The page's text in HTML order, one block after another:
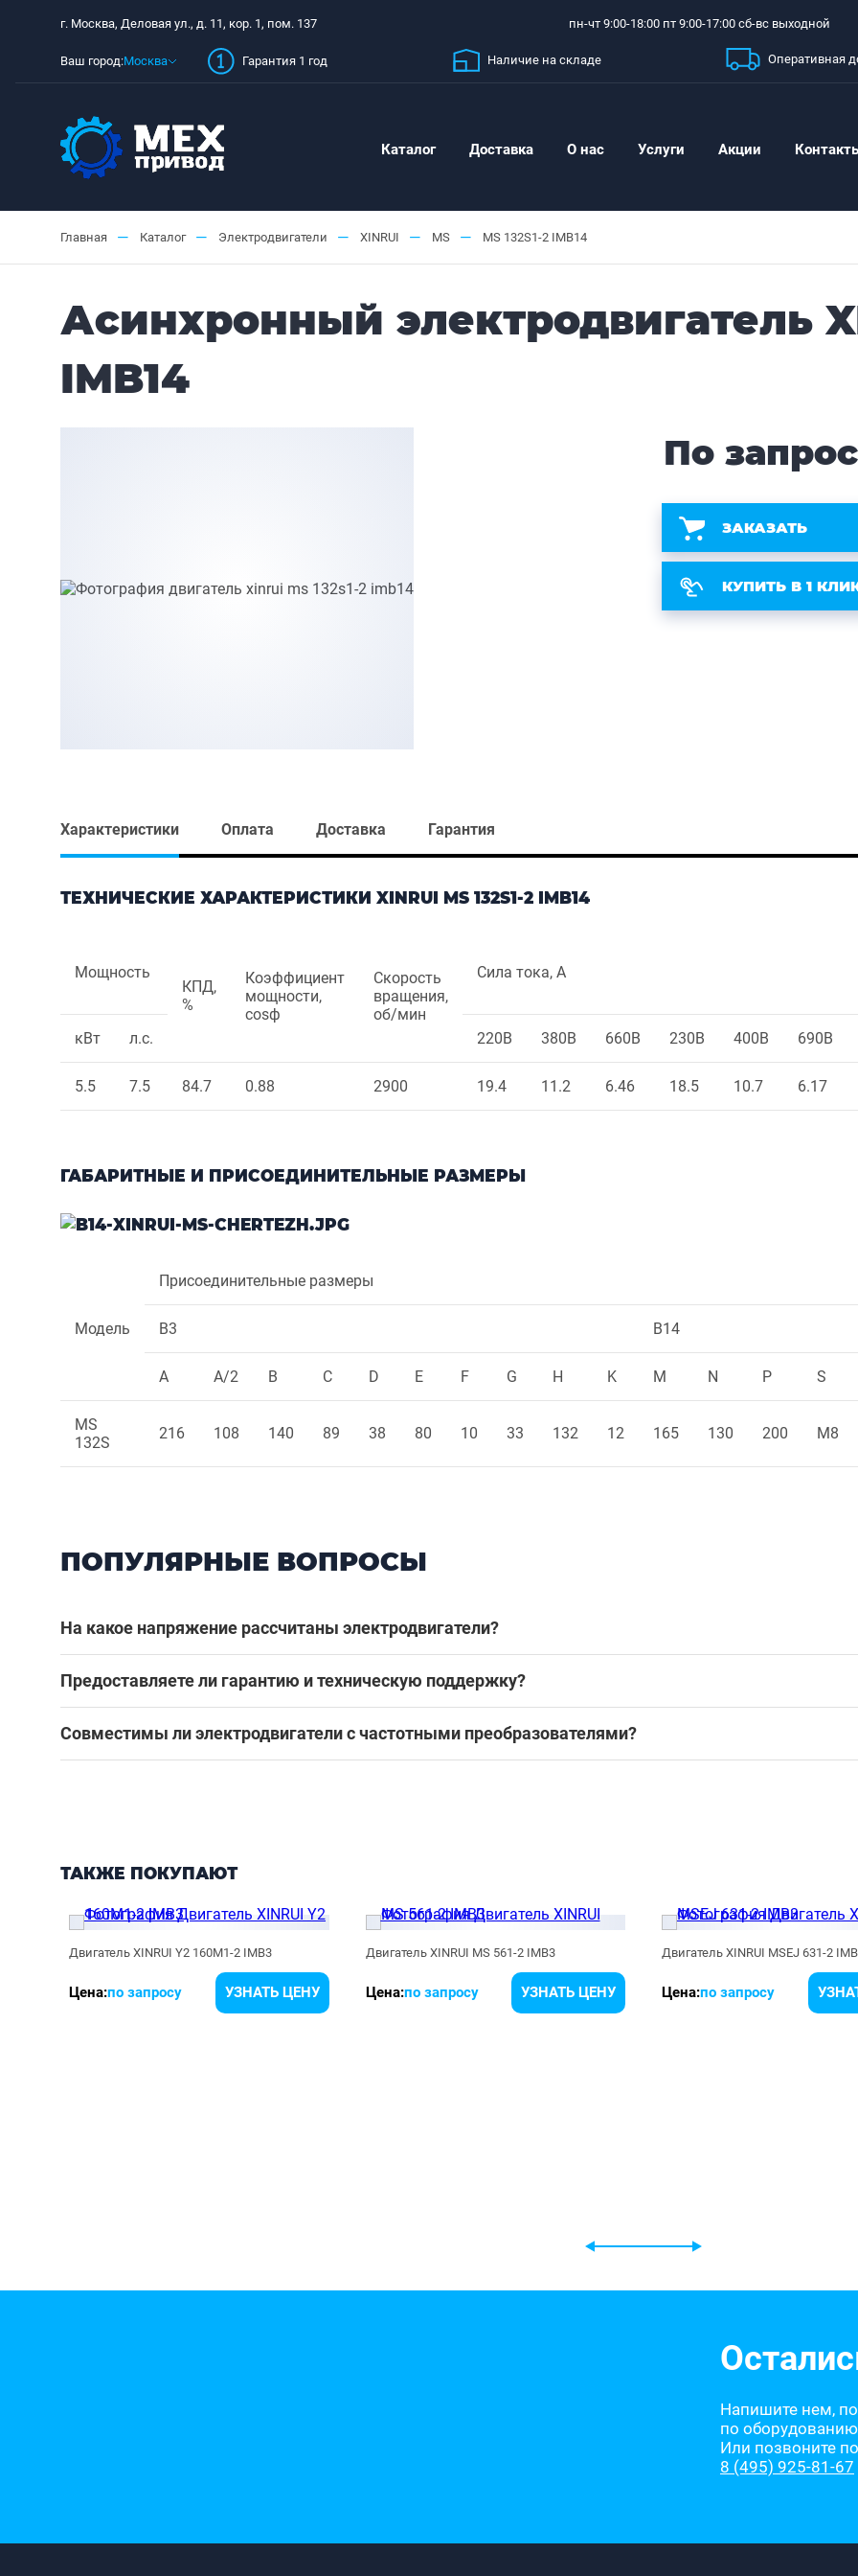
г. Москва, Деловая ул., д. 11, кор. 1, пом. 137 пн-чт 9:00-18:00 пт 9:00-17:00 сб-вс выходной
Ваш город:Москва Гарантия 1 год Наличие на складе Оперативная
Каталог Доставка О нас Услуги Акции
Главная — Каталог — Электродвигатели — XINRUI — MS — MS 132S1-2 IMB14
Асинхронный электродвигатель
IMB14
По
ЗАКАЗАТЬ
КУПИТЬ В 1
Характеристики Оплата Доставка Гарантия
ТЕХНИЧЕСКИЕ ХАРАКТЕРИСТИКИ XINRUI MS 132S1-2 IMB14
Мощность
КПД,
%
Коэффициент
мощности,
cosф
Скорость
вращения,
об/мин
Сила тока, А
кВт л.с. 220В 380В 660В 230В 400В 690В
5.5 7.5 84.7 0.88 2900 19.4 11.2 6.46 18.5 10.7 6.17
ГАБАРИТНЫЕ И ПРИСОЕДИНИТЕЛЬНЫЕ РАЗМЕРЫ
Модель
Присоединительные размеры
B3
B14
A A/2 B C D E F G H K M N P S
MS
132S
216 108 140 89 38 80 10 33 132 12 165 130 200 M8
ПОПУЛЯРНЫЕ ВОПРОСЫ
На какое напряжение рассчитаны электродвигатели?
Предоставляете ли гарантию и техническую поддержку?
Совместимы ли электродвигатели с частотными преобразователями?
ТАКЖЕ ПОКУПАЮТ
Двигатель XINRUI Y2 160M1-2 IMB3
Цена:по запросу УЗНАТЬ ЦЕНУ
Двигатель XINRUI MS 561-2 IMB3
Цена:по запросу УЗНАТЬ ЦЕНУ
Двигатель XINRUI MSEJ 631-2
Цена:по запросу
Напишите нем,
по
Или позвоните
8 (495) 925-81-67